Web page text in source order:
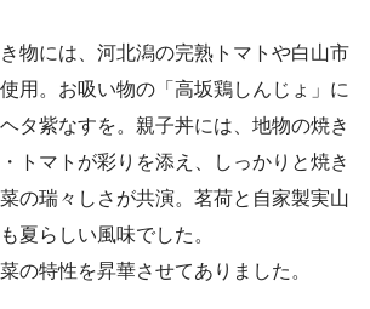
物には、河北潟の完熟トマトや白山市
用。お吸い物の「高坂鶏しんじょ」に
タ紫なすを。親子丼には、地物の焼き
トマトが彩りを添え、しっかりと焼き
の瑞々しさが共演。茗荷と自家製実山
夏らしい風味でした。
の特性を昇華させてありました。